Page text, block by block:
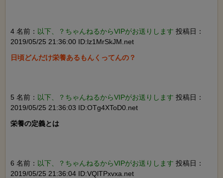
4 名前： 以下、？ちゃんねるからVIPがお送りします 投稿日：
2019/05/25 21:36:00 ID:lz1MrSkJM.net
日頃どんだけ栄養あるもんくってんの？
5 名前： 以下、？ちゃんねるからVIPがお送りします 投稿日：
2019/05/25 21:36:03 ID:OTg4XToD0.net
栄養の定義とは
6 名前： 以下、？ちゃんねるからVIPがお送りします 投稿日：
2019/05/25 21:36:04 ID:VQlTPxvxa.net